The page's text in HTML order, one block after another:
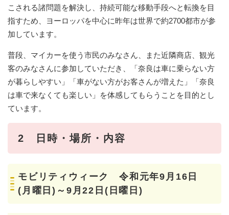
こされる諸問題を解決し、持続可能な移動手段へと転換を目
指すため、ヨーロッパを中心に昨年は世界で約2700都市が参
加しています。
普段、マイカーを使う市民のみなさん、また近隣商店、観光
客のみなさんに参加していただき、「奈良は車に乗らない方
が暮らしやすい」「車がない方がお客さんが増えた」「奈良
は車で来なくても楽しい」を体感してもらうことを目的とし
ています。
2 日時・場所・内容
モビリティウィーク 令和元年9月16日
(月曜日)～9月22日(日曜日)